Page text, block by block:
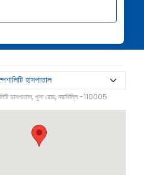
হাসপাতাল, পুসা রোড, নয়াদিল্লি -110005